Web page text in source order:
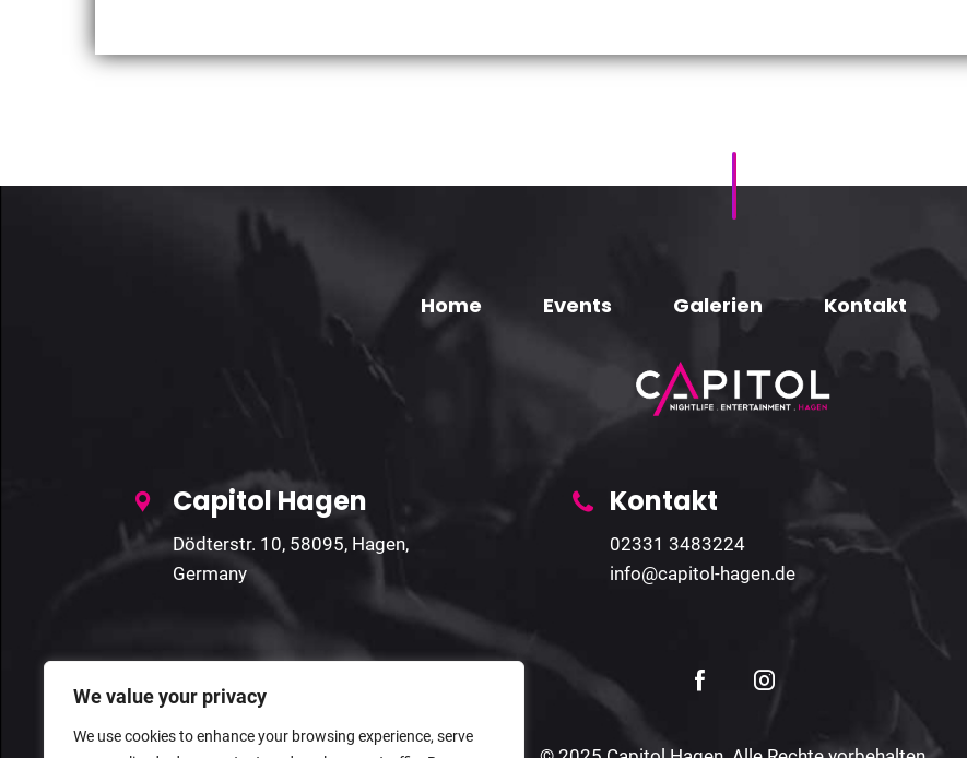
We value your privacy
We use cookies to enhance your browsing experience, serve
Home Events Galerien Kontakt
Capitol Hagen
Dödterstr. 10, 58095, Hagen,
Germany
Kontakt
02331 3483224
info@capitol-hagen.de